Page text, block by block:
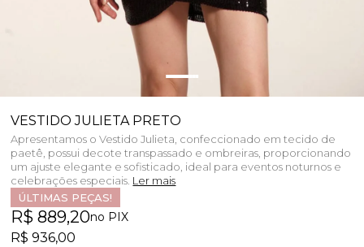
VESTIDO JULIETA PRETO
Apresentamos o Vestido Julieta, confeccionado em tecido de
paetê, possui decote transpassado e ombreiras, proporcionando
um ajuste elegante e sofisticado, ideal para eventos noturnos e
celebrações especiais. Ler mais
ÚLTIMAS PEÇAS!
R$ 889,20no PIX
R$ 936,00